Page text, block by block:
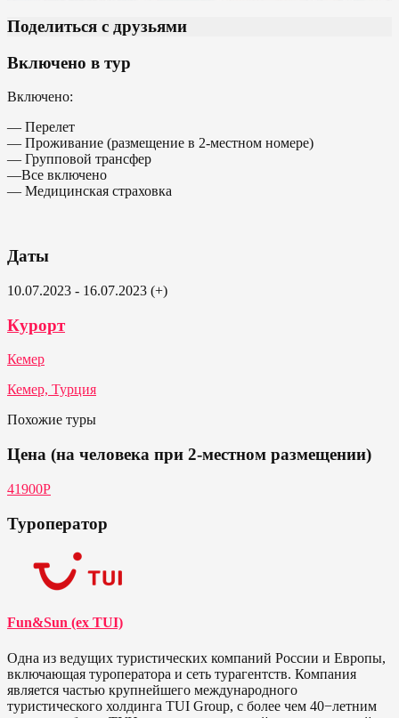
Поделиться с друзьями
Включено в тур
Включено:
— Перелет
— Проживание (размещение в 2-местном номере)
— Групповой трансфер
—Все включено
— Медицинская страховка
Даты
10.07.2023 - 16.07.2023 (+)
Курорт
Кемер
Кемер, Турция
Похожие туры
Цена (на человека при 2-местном размещении)
41900Р
Туроператор
Fun&Sun (ex TUI)
Одна из ведущих туристических компаний России и Европы,
включающая туроператора и сеть турагентств. Компания
является частью крупнейшего международного
туристического холдинга TUI Group, с более чем 40−летним